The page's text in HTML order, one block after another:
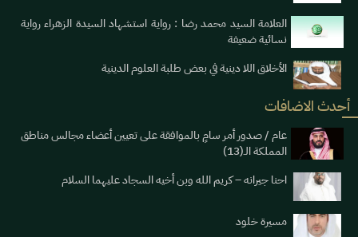
العلامة السيد محمد رضا : رواية استشهاد السيدة الزهراء رواية
نسائية ضعيفة
الأخلاق اللا دينية في بعض طلبة العلوم الدينية
أحدث الاضافات
عام / صدور أمر سامٍ بالموافقة على تعيين أعضاء مجالس مناطق
المملكة الـ(13)
احنا جيرانه – كريم الله وبن أخيه السجاد عليهما السلام
مسيرة خلود